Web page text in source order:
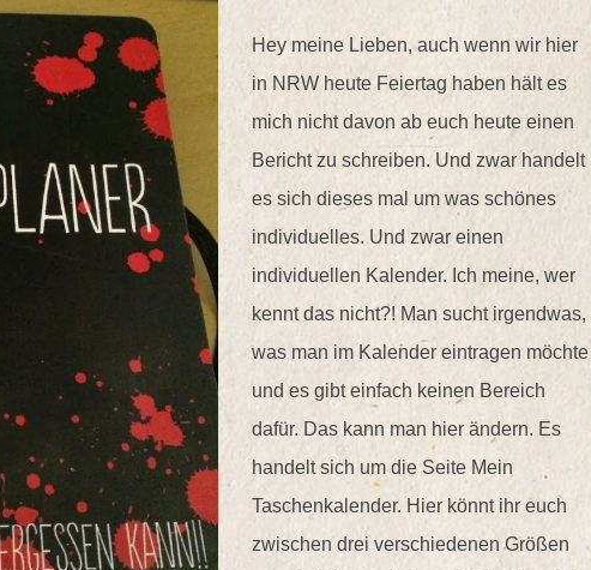
Hey meine Lieben, auch wenn wir hier
in NRW heute Feiertag haben hält es
mich nicht davon ab euch heute einen
Bericht zu schreiben. Und zwar handelt
es sich dieses mal um was schönes
individuelles. Und zwar einen
individuellen Kalender. Ich meine, wer
kennt das nicht?! Man sucht irgendwas,
was man im Kalender eintragen möchte
und es gibt einfach keinen Bereich
dafür. Das kann man hier ändern. Es
handelt sich um die Seite Mein
Taschenkalender. Hier könnt ihr euch
zwischen drei verschiedenen Größen